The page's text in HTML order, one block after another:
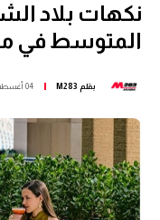
نكهات بلاد
المتوسط في
بقلم M283 04 أغسطس 2026